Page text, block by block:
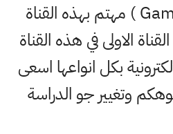
( احمد مهدي Gaming ) مهتم بهذه القناة
الاولى في هذه القناة
بكل انواعها اسعى
وتغيير جو الدراسة